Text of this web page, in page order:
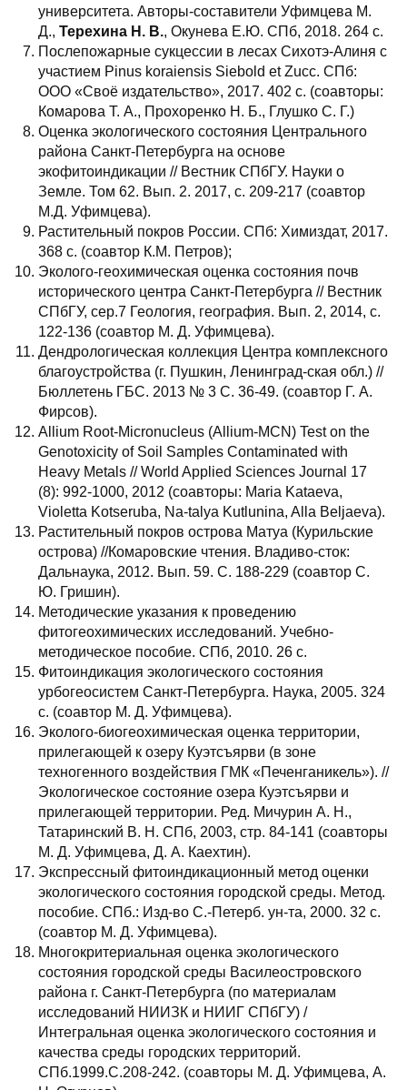
университета. Авторы-составители Уфимцева М.
Д., Терехина Н. В., Окунева Е.Ю. СПб, 2018. 264 с.
Послепожарные сукцессии в лесах Сихотэ-Алиня с
участием Pinus koraiensis Siebold et Zucc. СПб:
ООО «Своё издательство», 2017. 402 с. (соавторы:
Комарова Т. А., Прохоренко Н. Б., Глушко С. Г.)
Оценка экологического состояния Центрального
района Санкт-Петербурга на основе
экофитоиндикации // Вестник СПбГУ. Науки о
Земле. Том 62. Вып. 2. 2017, с. 209-217 (соавтор
М.Д. Уфимцева).
Растительный покров России. СПб: Химиздат, 2017.
368 с. (соавтор К.М. Петров);
Эколого-геохимическая оценка состояния почв
исторического центра Санкт-Петербурга // Вестник
СПбГУ, сер.7 Геология, география. Вып. 2, 2014, с.
122-136 (соавтор М. Д. Уфимцева).
Дендрологическая коллекция Центра комплексного
благоустройства (г. Пушкин, Ленинград-ская обл.) //
Бюллетень ГБС. 2013 № 3 С. 36-49. (соавтор Г. А.
Фирсов).
Allium Root-Micronucleus (Allium-MCN) Test on the
Genotoxicity of Soil Samples Contaminated with
Heavy Metals // World Applied Sciences Journal 17
(8): 992-1000, 2012 (соавторы: Maria Kataeva,
Violetta Kotseruba, Na-talya Kutlunina, Alla Beljaeva).
Растительный покров острова Матуа (Курильские
острова) //Комаровские чтения. Владиво-сток:
Дальнаука, 2012. Вып. 59. С. 188-229 (соавтор С.
Ю. Гришин).
Методические указания к проведению
фитогеохимических исследований. Учебно-
методическое пособие. СПб, 2010. 26 с.
Фитоиндикация экологического состояния
урбогеосистем Санкт-Петербурга. Наука, 2005. 324
с. (соавтор М. Д. Уфимцева).
Эколого-биогеохимическая оценка территории,
прилегающей к озеру Куэтсъярви (в зоне
техногенного воздействия ГМК «Печенганикель»). //
Экологическое состояние озера Куэтсъярви и
прилегающей территории. Ред. Мичурин А. Н.,
Татаринский В. Н. СПб, 2003, стр. 84-141 (соавторы
М. Д. Уфимцева, Д. А. Каехтин).
Экспрессный фитоиндикационный метод оценки
экологического состояния городской среды. Метод.
пособие. СПб.: Изд-во С.-Петерб. ун-та, 2000. 32 c.
(соавтор М. Д. Уфимцева).
Многокритериальная оценка экологического
состояния городской среды Василеостровского
района г. Санкт-Петербурга (по материалам
исследований НИИЗК и НИИГ СПбГУ) /
Интегральная оценка экологического состояния и
качества среды городских территорий.
СПб.1999.С.208-242. (соавторы М. Д. Уфимцева, А.